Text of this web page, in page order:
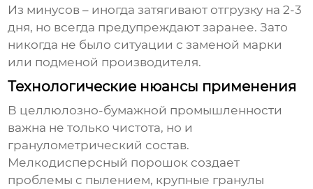
Из минусов – иногда затягивают отгрузку на 2-3
дня, но всегда предупреждают заранее. Зато
никогда не было ситуации с заменой марки
или подменой производителя.
Технологические нюансы применения
В целлюлозно-бумажной промышленности
важна не только чистота, но и
гранулометрический состав.
Мелкодисперсный порошок создает
проблемы с пылением, крупные гранулы